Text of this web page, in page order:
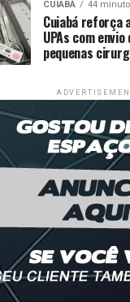
CUIABÁ 44
Cuiabá reforça
UPAs com
pequenas